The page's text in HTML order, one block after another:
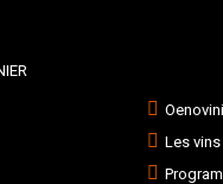
Les vins